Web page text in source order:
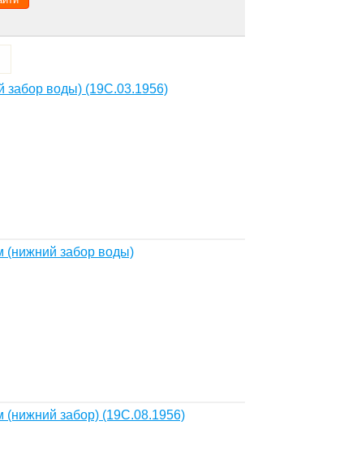
забор воды) (19С.03.1956)
(нижний забор воды)
забор) (19С.08.1956)